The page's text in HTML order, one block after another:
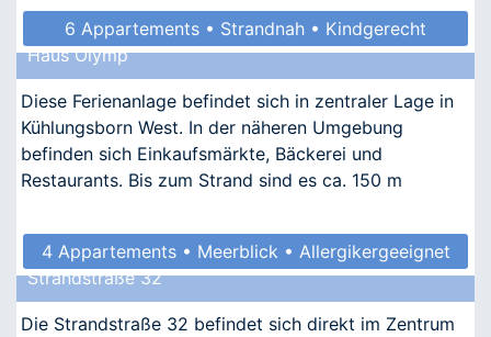
6 Appartements • Strandnah • Kindgerecht
Haus Olymp
Diese Ferienanlage befindet sich in zentraler Lage in
Kühlungsborn West. In der näheren Umgebung
befinden sich Einkaufsmärkte, Bäckerei und
Restaurants. Bis zum Strand sind es ca. 150 m
4 Appartements • Meerblick • Allergikergeeignet
Strandstraße 32
Die Strandstraße 32 befindet sich direkt im Zentrum